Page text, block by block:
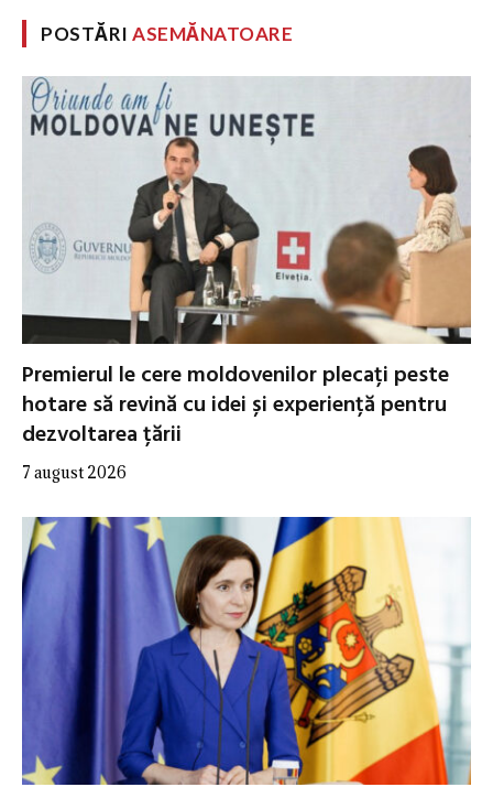
POSTĂRIASEMĂNATOARE
Premierul le cere moldovenilor plecați peste
hotare să revină cu idei și experiență pentru
dezvoltarea țării
7 august 2026